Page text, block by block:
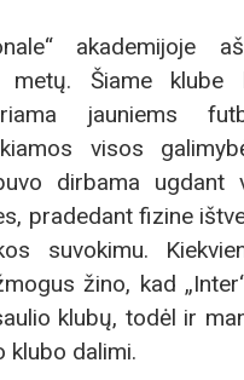
akademijoje
metų. Šiame klube
jauniems
visos
dirbama ugdant
pradedant fizine
suvokimu.
žino, kad
klubų, todėl ir
klubo dalimi.